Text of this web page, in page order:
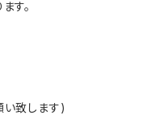
す。
致します)